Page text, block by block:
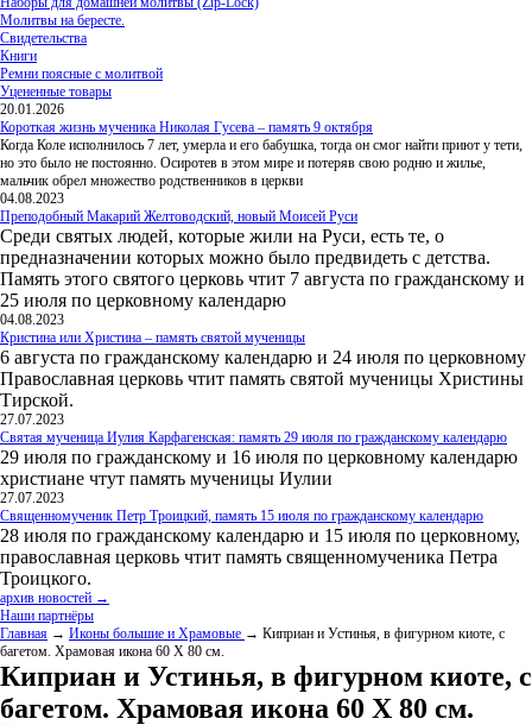
Молитвы на бересте.
Свидетельства
Книги
Ремни поясные с молитвой
Уцененные товары
20.01.2026
Короткая жизнь мученика Николая Гусева – память 9 октября
Когда Коле исполнилось 7 лет, умерла и его бабушка, тогда он смог найти приют у тети,
но это было не постоянно. Осиротев в этом мире и потеряв свою родню и жилье,
мальчик обрел множество родственников в церкви
04.08.2023
Преподобный Макарий Желтоводский, новый Моисей Руси
Среди святых людей, которые жили на Руси, есть те, о
предназначении которых можно было предвидеть с детства.
Память этого святого церковь чтит 7 августа по гражданскому и
25 июля по церковному календарю
04.08.2023
Кристина или Христина – память святой мученицы
6 августа по гражданскому календарю и 24 июля по церковному
Православная церковь чтит память святой мученицы Христины
Тирской.
27.07.2023
Святая мученица Иулия Карфагенская: память 29 июля по гражданскому календарю
29 июля по гражданскому и 16 июля по церковному календарю
христиане чтут память мученицы Иулии
27.07.2023
Священномученик Петр Троицкий, память 15 июля по гражданскому календарю
28 июля по гражданскому календарю и 15 июля по церковному,
православная церковь чтит память священномученика Петра
Троицкого.
архив новостей →
Наши партнёры
Главная → Иконы большие и Храмовые → Киприан и Устинья, в фигурном киоте, с
багетом. Храмовая икона 60 Х 80 см.
Киприан и Устинья, в фигурном киоте, с
багетом. Храмовая икона 60 Х 80 см.